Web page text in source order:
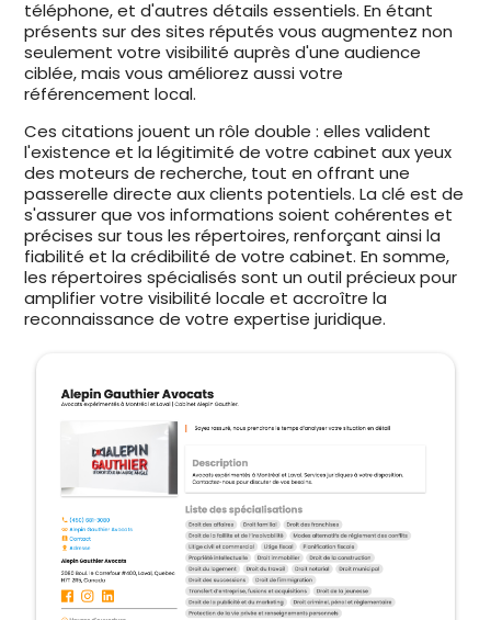
téléphone, et d'autres détails essentiels. En étant
présents sur des sites réputés vous augmentez non
seulement votre visibilité auprès d'une audience
ciblée, mais vous améliorez aussi votre
référencement local.
Ces citations jouent un rôle double : elles valident
l'existence et la légitimité de votre cabinet aux yeux
des moteurs de recherche, tout en offrant une
passerelle directe aux clients potentiels. La clé est de
s'assurer que vos informations soient cohérentes et
précises sur tous les répertoires, renforçant ainsi la
fiabilité et la crédibilité de votre cabinet. En somme,
les répertoires spécialisés sont un outil précieux pour
amplifier votre visibilité locale et accroître la
reconnaissance de votre expertise juridique.